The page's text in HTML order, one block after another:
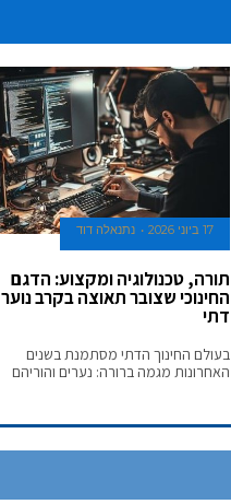
17 ביוני 2026 נתנאלה דוד
תורה, טכנולוגיה ומקצוע: הדגם
החינוכי שצובר תאוצה בקרב נוער
דתי
בעולם החינוך הדתי מסתמנת בשנים
האחרונות מגמה ברורה: נערים והוריהם